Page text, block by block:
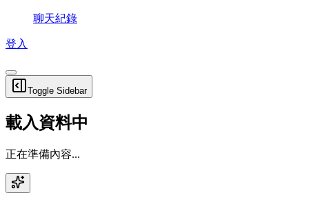
聊天紀錄
登入
Toggle Sidebar
載入資料中
正在準備內容...